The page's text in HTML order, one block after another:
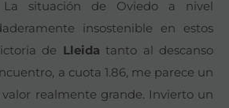
La situación de Oviedo a nivel
insostenible en estos
de Lleida tanto al descanso
a cuota 1.86, me parece un
realmente grande. Invierto un